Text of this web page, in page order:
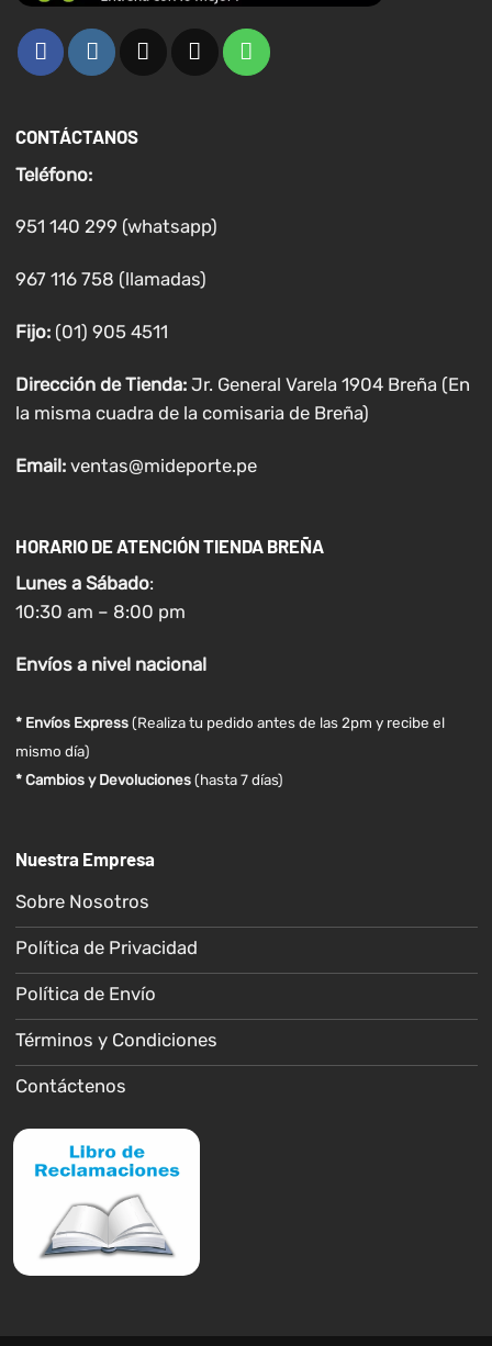
CONTÁCTANOS
Teléfono:
951 140 299 (whatsapp)
967 116 758 (llamadas)
Fijo:(01) 905 4511
Dirección de Tienda: Jr. General Varela 1904 Breña (En
la misma cuadra de la comisaria de Breña)
Email: ventas@mideporte.pe
HORARIO DE ATENCIÓN TIENDA BREÑA
Lunes a Sábado:
10:30 am – 8:00 pm
Envíosa nivel nacional
* Envíos Express(Realiza tu pedido antes de las 2pm y recibe el
mismo día)
* Cambios y Devoluciones (hasta 7 días)
Nuestra Empresa
Sobre Nosotros
Política de Privacidad
Política de Envío
Términos y Condiciones
Contáctenos